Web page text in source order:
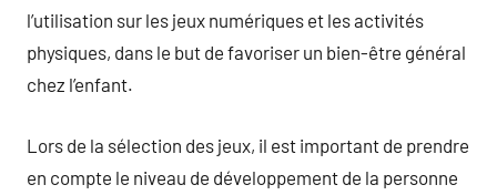
l’utilisation sur les jeux numériques et les activités
physiques, dans le but de favoriser un bien-être général
chez l’enfant.
Lors de la sélection des jeux, il est important de prendre
en compte le niveau de développement de la personne